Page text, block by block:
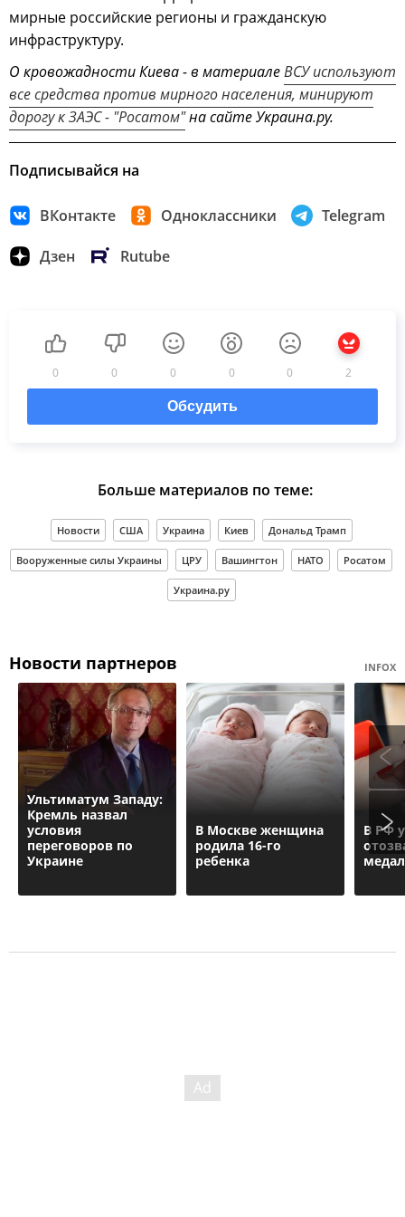
мирные российские регионы и гражданскую
инфраструктуру.
О кровожадности Киева - в материалеВСУ используют
все средства против мирного населения, минируют
дорогу к ЗАЭС - "Росатом"на сайте Украина.ру.
Подписывайся на
ВКонтакте Одноклассники Telegram
Дзен Rutube
0 0 0 0 0 2
Обсудить
Больше материалов по теме:
Новости США Украина Киев Дональд Трамп
Вооруженные силы Украины ЦРУ Вашингтон НАТО Росатом
Украина.ру
Новости партнеров INFOX
Ультиматум Западу:
Кремль назвал
условия
переговоров по
Украине
В Москве женщина
родила 16-го
ребенка
В РФ